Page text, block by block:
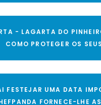
- LAGARTA DO
COMO PROTEGER OS
FESTEJAR UMA DATA
FORNECE-LHE